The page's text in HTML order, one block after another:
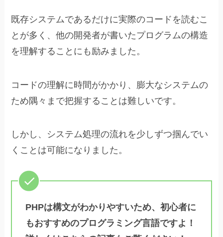
既存システムであるだけに実際のコードを読むこ
とが多く、他の開発者が書いたプログラムの構造
を理解することにも励みました。
コードの理解に時間がかかり、膨大なシステムの
ため隅々まで把握することは難しいです。
しかし、システム処理の流れを少しずつ掴んでい
くことは可能になりました。
PHPは構文がわかりやすいため、初心者に
もおすすめのプログラミング言語ですよ！